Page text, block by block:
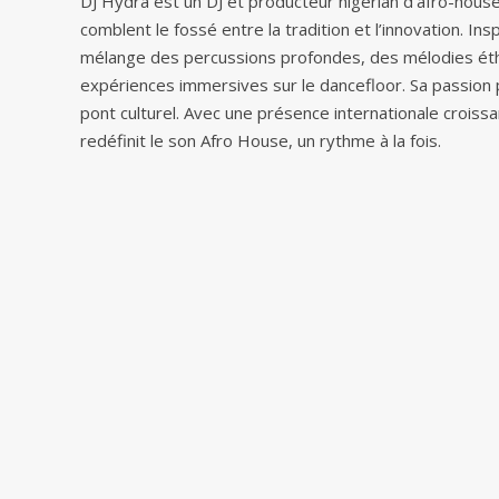
comblent le fossé entre la tradition et l’innovation.
mélange des percussions profondes, des mélodies
expériences immersives sur le dancefloor. Sa
pont culturel. Avec une présence internationale
redéfinit le son Afro House, un rythme à la fois.